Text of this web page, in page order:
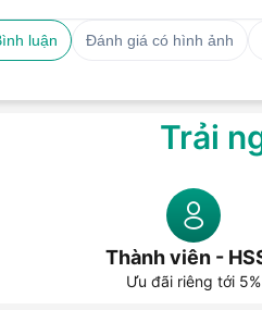
như đặt mua sản phẩm này nhé!
luận Đánh giá có hình ảnh
Trải
Thành viên -
Ưu đãi riêng tới 5%